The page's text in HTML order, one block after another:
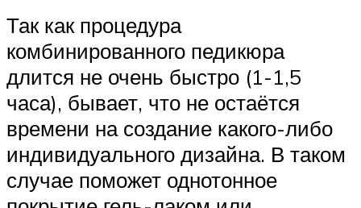
Так как процедура
комбинированного педикюра
длится не очень быстро (1-1,5
часа), бывает, что не остаётся
времени на создание какого-либо
индивидуального дизайна. В таком
случае поможет однотонное